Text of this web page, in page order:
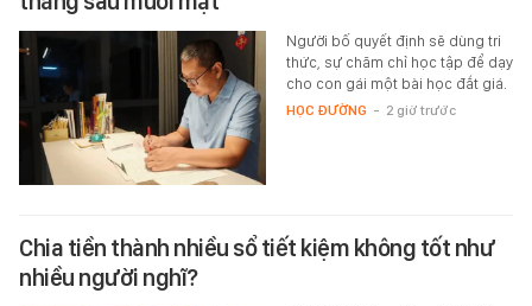
Người bố quyết định sẽ dùng tri
thức, sự chăm chỉ học tập để dạy
cho con gái một bài học đắt giá.
HỌC ĐƯỜNG - 2 giờ trước
Chia tiền thành nhiều sổ tiết kiệm không tốt như
nhiều người nghĩ?